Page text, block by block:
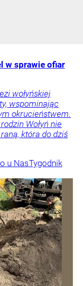
w sprawie ofiar
wołyńskiej
wspominając
okrucieństwem.
Wołyń nie
która do dziś
u NasTygodnik